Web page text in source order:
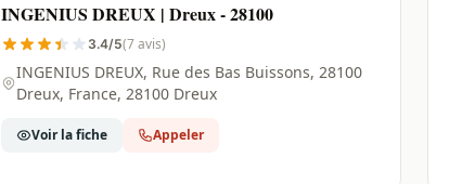
INGENIUS DREUX | Dreux - 28100
3.4/5(7 avis)
INGENIUS DREUX, Rue des Bas Buissons, 28100
Dreux, France, 28100 Dreux
Voir la fiche Appeler